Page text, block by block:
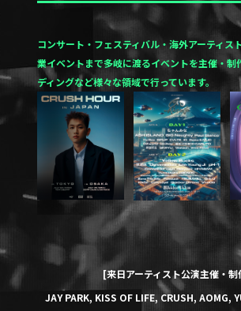
コンサート・フェスティバル・海外アーティス
業イベントまで多岐に渡るイベントを主催・制
ディングなど様々な領域で行っています。
[来日アーティスト公演主催・制
JAY PARK, KISS OF LIFE, CRUSH, AOMG,